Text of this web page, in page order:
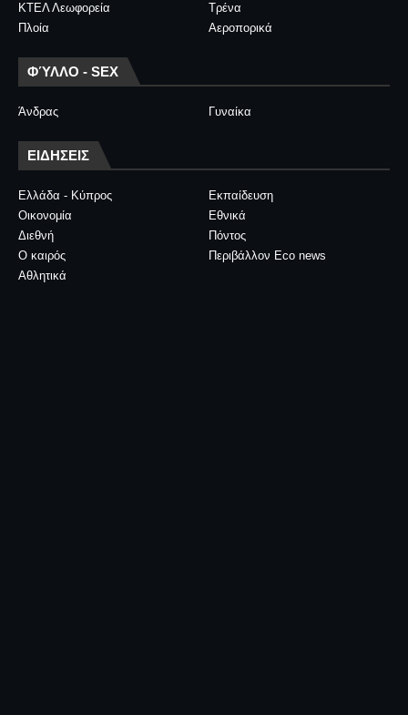
ΚΤΕΛ Λεωφορεία
Τρένα
Πλοία
Αεροπορικά
ΦΎΛΛΟ - SEX
Άνδρας Γυναίκα
ΕΙΔΗΣΕΙΣ
Ελλάδα - Κύπρος
Εκπαίδευση
Οικονομία
Εθνικά
Διεθνή
Πόντος
Ο καιρός
Περιβάλλον Eco news
Αθλητικά